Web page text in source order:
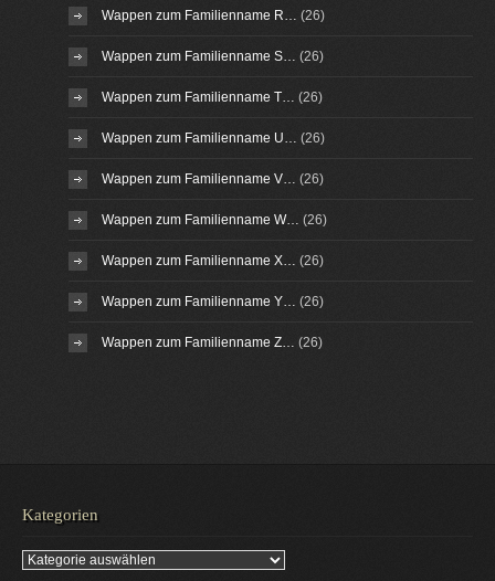
Wappen zum Familienname R… (26)
Wappen zum Familienname S… (26)
Wappen zum Familienname T… (26)
Wappen zum Familienname U… (26)
Wappen zum Familienname V… (26)
Wappen zum Familienname W… (26)
Wappen zum Familienname X… (26)
Wappen zum Familienname Y… (26)
Wappen zum Familienname Z… (26)
Kategorien
Kategorien